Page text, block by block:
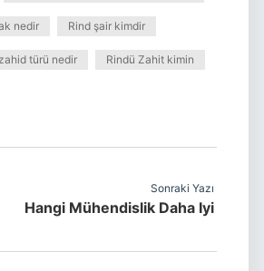
nedir Rind şair kimdir
türü nedir Rindü Zahit kimin
Sonraki Yazı
Hangi Mühendislik Daha Iyi